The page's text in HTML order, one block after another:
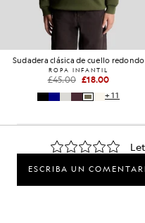
Sudadera clásica de cuello redondo
ROPA INFANTIL
£45.00 £18.00
+11